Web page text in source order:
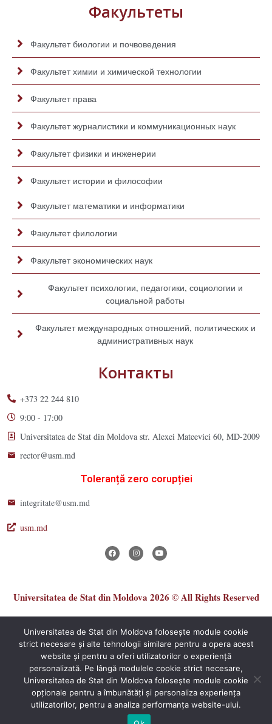
Факультеты
Факультет биологии и почвоведения
Факультет химии и химической технологии
Факультет права
Факультет журналистики и коммуникационных наук
Факультет физики и инженерии
Факультет истории и философии
Факультет математики и информатики
Факультет филологии
Факультет экономических наук
Факультет психологии, педагогики, социологии и
социальной работы
Факультет международных отношений, политических и
административных наук
Контакты
+373 22 244 810
9:00 - 17:00
Universitatea de Stat din Moldova str. Alexei Mateevici 60, MD-2009
rector@usm.md
Toleranță zero corupției
integritate@usm.md
usm.md
Universitatea de Stat din Moldova 2026 © All Rights Reserved
Secție Programare Web al USM®
Universitatea de Stat din Moldova folosește module cookie
strict necesare și alte tehnologii similare pentru a opera acest
website și pentru a oferi utilizatorilor o experiență
personalizată. Pe lângă modulele cookie strict necesare,
Universitatea de Stat din Moldova folosește module cookie
opționale pentru a îmbunătăți și personaliza experiența
utilizatorilor, pentru a analiza performanța website-ului.